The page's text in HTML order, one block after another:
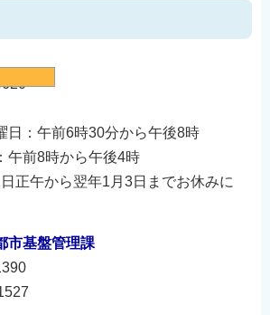
日：午前6時30分から午後8時
午前8時から午後4時
日正午から翌年1月3日までお休みに
市基盤管理課